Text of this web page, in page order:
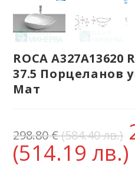
ROCA A327A13620
37.5 Порцеланов
Мат
298.80€(584.40 лв.)
(514.19 лв.)